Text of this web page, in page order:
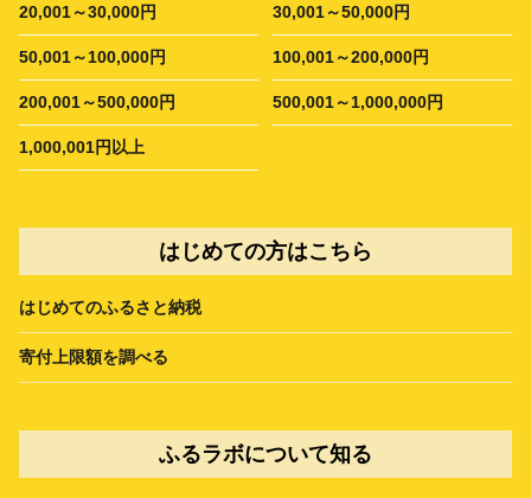
20,001～30,000円 30,001～50,000円
50,001～100,000円 100,001～200,000円
200,001～500,000円 500,001～1,000,000円
1,000,001円以上
はじめての方はこちら
はじめてのふるさと納税
寄付上限額を調べる
ふるラボについて知る